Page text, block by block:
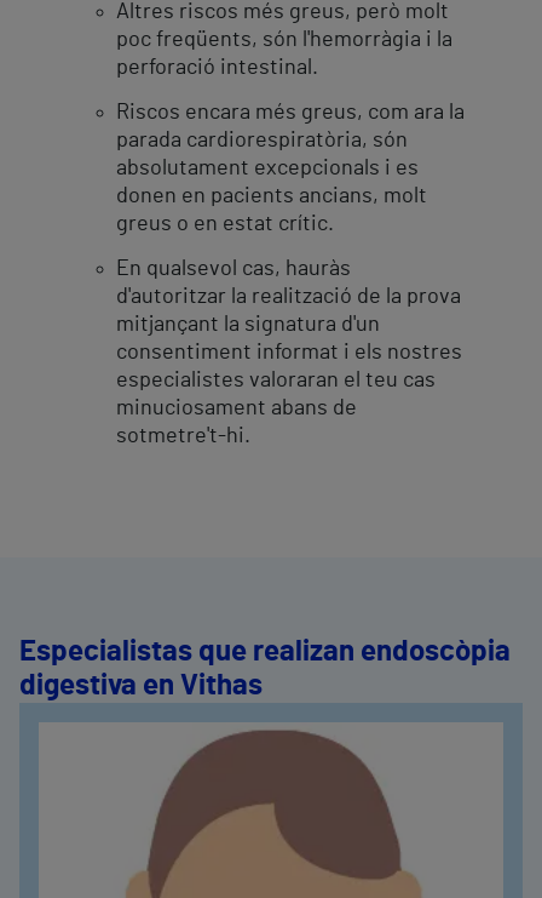
Altres riscos més greus, però molt
poc freqüents, són l'hemorràgia i la
perforació intestinal.
Riscos encara més greus, com ara la
parada cardiorespiratòria, són
absolutament excepcionals i es
donen en pacients ancians, molt
greus o en estat crític.
En qualsevol cas, hauràs
d'autoritzar la realització de la prova
mitjançant la signatura d'un
consentiment informat i els nostres
especialistes valoraran el teu cas
minuciosament abans de
sotmetre't-hi.
Especialistas que realizan endoscòpia
digestiva en Vithas